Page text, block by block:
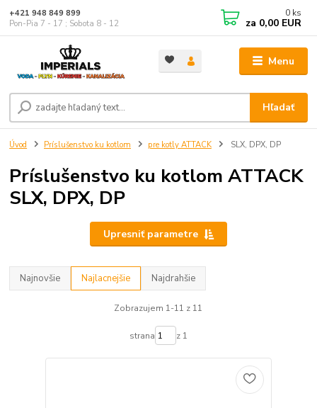
Menu
Hľadať
+421 948 849 899
Pon-Pia 7 - 17 ; Sobota 8 - 12
0 ks
za 0,00 EUR
Úvod Príslušenstvo ku kotlom pre kotly ATTACK SLX, DPX, DP
Príslušenstvo ku kotlom ATTACK
SLX, DPX, DP
Upresniť parametre
Najnovšie Najlacnejšie Najdrahšie
Zobrazujem 1-11 z 11
strana z 1